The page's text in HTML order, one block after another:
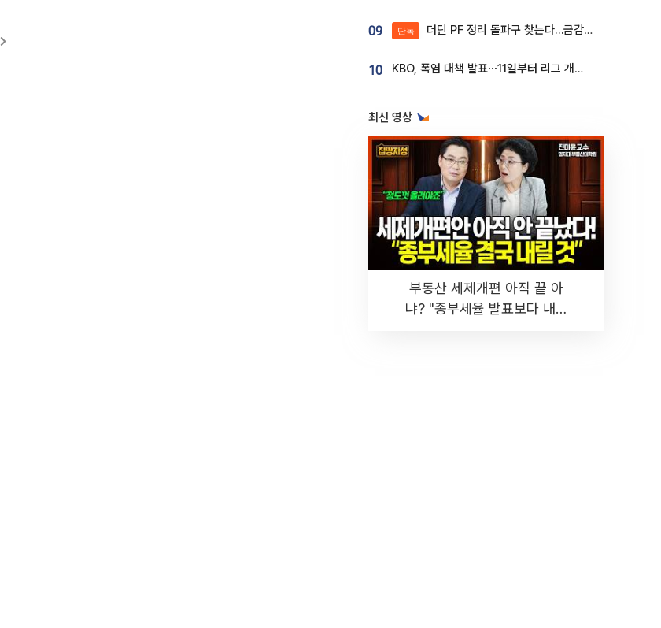
09 단독 더딘 PF 정리 돌파구 찾는다…금감원, 1년 반 만에 매각설명회 재개
10 KBO, 폭염 대책 발표⋯11일부터 리그 개시ㆍ경기 오후 7시 시작
최신 영상
부동산 세제개편 아직 끝 아
냐? "종부세율 발표보다 내릴